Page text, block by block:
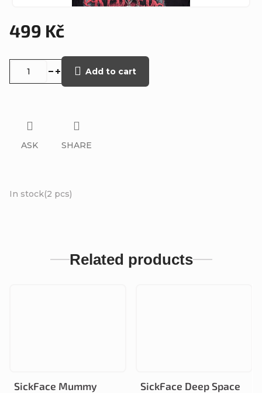
499 Kč
In stock(2 pcs)
Add to cart
ASK SHARE
Related products
SickFace Mummy
SickFace Deep Space